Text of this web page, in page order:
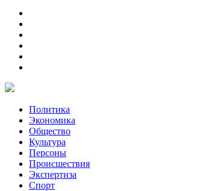
Политика
Экономика
Общество
Культура
Персоны
Происшествия
Экспертиза
Спорт